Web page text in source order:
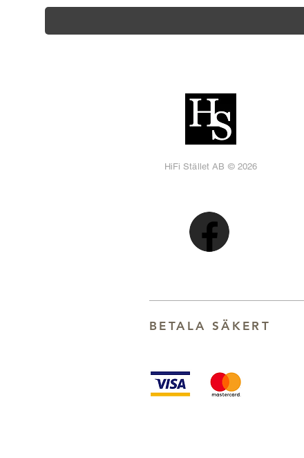
HiFi Stället AB © 2026
BETALA SÄKER T